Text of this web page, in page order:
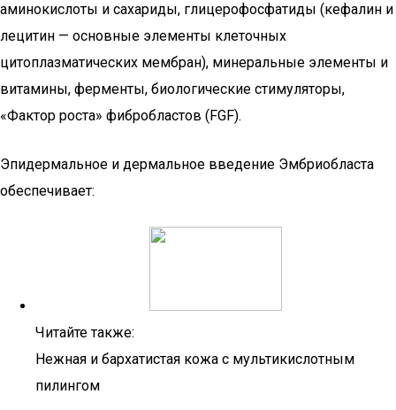
аминокислоты и сахариды, глицерофосфатиды (кефалин и
лецитин — основные элементы клеточных
цитоплазматических мембран), минеральные элементы и
витамины, ферменты, биологические стимуляторы,
«Фактор роста» фибробластов (FGF).
Эпидермальное и дермальное введение Эмбриобласта
обеспечивает:
Читайте также:
Нежная и бархатистая кожа с мультикислотным
пилингом